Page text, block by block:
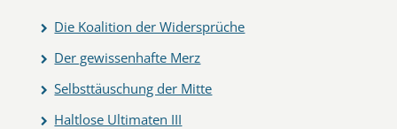
Die Koalition der Widersprüche
Der gewissenhafte Merz
Selbsttäuschung der Mitte
Haltlose Ultimaten III